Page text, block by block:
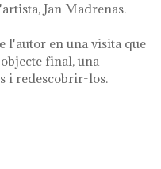
Jan Madrenas.
l'autor en una visita que
final, una
i redescobrir-los.